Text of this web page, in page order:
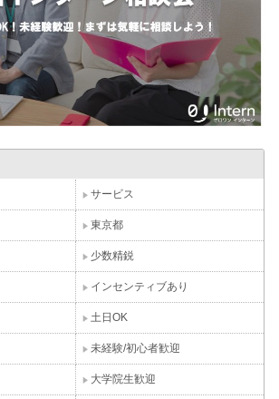
サービス
東京都
少数精鋭
インセンティブあり
土日OK
未経験/初心者歓迎
大学院生歓迎